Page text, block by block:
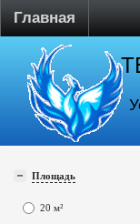
Главная
Площадь
20 м²